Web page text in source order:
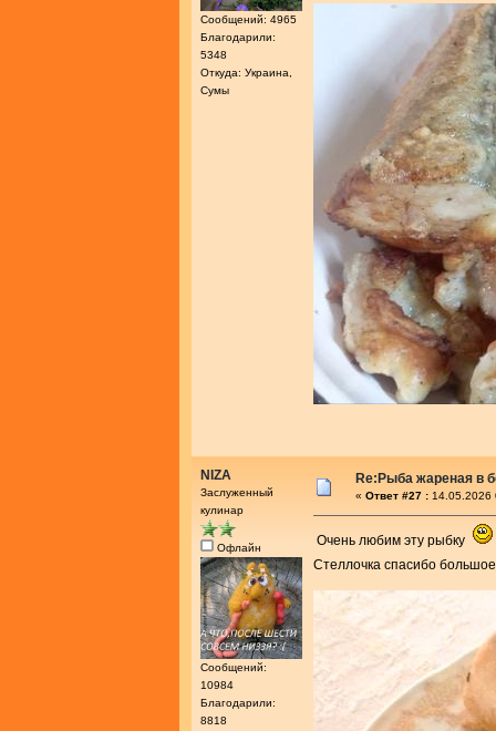
Сообщений: 4965
Благодарили:
5348
Откуда: Украина,
Сумы
NIZA
Заслуженный
кулинар
Офлайн
Сообщений:
10984
Благодарили:
8818
Re:Рыба жареная в
« Ответ #27 : 14.05.2026
Очень любим эту рыбку
Стеллочка спасибо